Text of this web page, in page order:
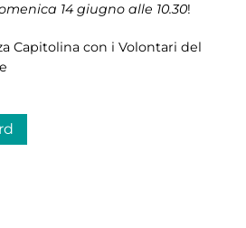
14 giugno alle 10.30!
Capitolina con i Volontari del